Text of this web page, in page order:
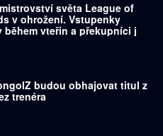
světa League of
v ohrožení. Vstupenky
během vteřin a překupníci je
budou obhajovat titul z
trenéra